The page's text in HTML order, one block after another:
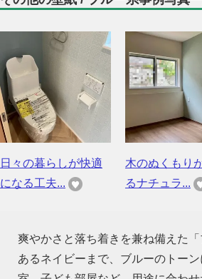
日々の暮らしが快適
になる工夫...
木のぬくもり
るナチュラ...
爽やかさと落ち着きを兼ね備えた
あるネイビーまで、ブルーのトー